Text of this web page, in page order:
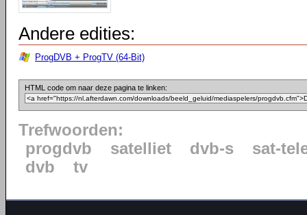
Andere edities:
ProgDVB + ProgTV (64-Bit)
HTML code om naar deze pagina te linken:
Trefwoorden:
progdvb
satelliet dvb-s
sat-
dvb
tv